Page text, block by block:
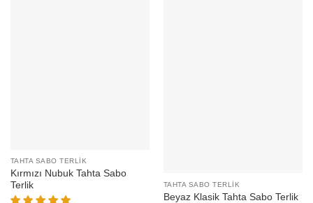
TAHTA SABO TERLIK
Kırmızı Nubuk Tahta Sabo
Terlik
TAHTA SABO TERLIK
Beyaz Klasik Tahta Sabo Terlik